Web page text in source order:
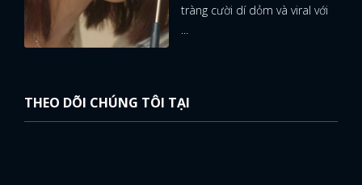
tràng cười dí dỏm và viral với
...
THEO DÕI CHÚNG TÔI TẠI